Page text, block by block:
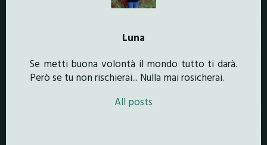
Luna
Se metti buona volontà il mondo tutto ti darà.
Però se tu non rischierai... Nulla mai rosicherai.
All posts